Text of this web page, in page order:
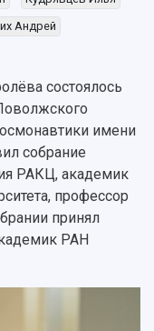
граждан на
России и
научно-
грантов
Андрей
состоялось
имени
собрание
РАКЦ, академик
профессор
принял
РАН